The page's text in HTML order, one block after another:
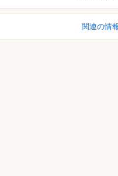
関連の情